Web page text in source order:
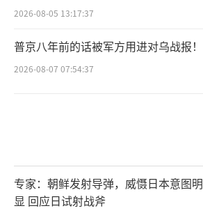
2026-08-05 13:17:37
普京八年前的话被军方用进对乌战报！
2026-08-07 07:54:37
专家：朝鲜发射导弹，威慑日本意图明
显 回应日试射战斧